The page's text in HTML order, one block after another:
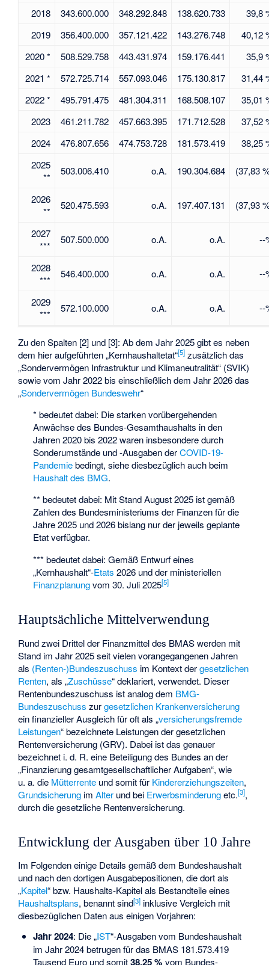
2018
343.600.000 348.292.848 138.620.733
39,8
2019
356.400.000 357.121.422 143.276.748
40,12
2020 *
508.529.758 443.431.974 159.176.441
35,9
2021 *
572.725.714 557.093.046 175.130.817
31,44
2022 *
495.791.475 481.304.311 168.508.107
35,01
2023
461.211.782 457.663.395 171.712.528
37,52
2024
476.807.656 474.753.728 181.573.419
38,25
2025
**
503.006.410 o.A. 190.304.684 (37,83
2026
**
520.475.593 o.A. 197.407.131 (37,93
2027
***
507.500.000 o.A. o.A. --
2028
***
546.400.000 o.A. o.A. --
2029
***
572.100.000 o.A. o.A. --
Zu den Spalten [2] und [3]: Ab dem Jahr 2025 gibt es neben
dem hier aufgeführten „Kernhaushaltetat“[5] zusätzlich das
„Sondervermögen Infrastruktur und Klimaneutralität“ (SVIK)
sowie vom Jahr 2022 bis einschließlich dem Jahr 2026 das
„Sondervermögen Bundeswehr“
* bedeutet dabei: Die starken vorübergehenden
Anwächse des Bundes-Gesamthaushalts in den
Jahren 2020 bis 2022 waren insbesondere durch
Sonderumstände und -Ausgaben derCOVID-19-
Pandemiebedingt, siehe diesbezüglich auch beim
Haushalt des BMG.
** bedeutet dabei: Mit Stand August 2025 ist gemäß
Zahlen des Bundesministeriums der Finanzen für die
Jahre 2025 und 2026 bislang nur der jeweils geplante
Etat verfügbar.
*** bedeutet dabei: Gemäß Entwurf eines
„Kernhaushalt“-Etats 2026 und der ministeriellen
Finanzplanungvom 30. Juli 2025[5]
Hauptsächliche Mittelverwendung
Rund zwei Drittel der Finanzmittel des BMAS werden mit
Stand im Jahr 2025 seit vielen vorangegangenen Jahren
als (Renten-)Bundeszuschuss im Kontext dergesetzlichen
Renten, als „Zuschüsse“ deklariert, verwendet. Dieser
Rentenbundeszuschuss ist analog dem BMG-
Bundeszuschuss zurgesetzlichen Krankenversicherung
ein finanzieller Ausgleich für oft als „versicherungsfremde
Leistungen“ bezeichnete Leistungen der gesetzlichen
Rentenversicherung (GRV). Dabei ist das genauer
bezeichnet i. d. R. eine Beteiligung des Bundes an der
„Finanzierung gesamtgesellschaftlicher Aufgaben“, wie
u. a. die Mütterrente und somit für Kindererziehungszeiten,
Grundsicherung imAlter und bei Erwerbsminderungetc.[3],
durch die gesetzliche Rentenversicherung.
Entwicklung der Ausgaben über 10 Jahre
Im Folgenden einige Details gemäß dem Bundeshaushalt
und nach den dortigen Ausgabepositionen, die dort als
„Kapitel“ bzw. Haushalts-Kapitel als Bestandteile eines
Haushaltsplans, benannt sind[3] inklusive Vergleich mit
diesbezüglichen Daten aus einigen Vorjahren:
Jahr 2024: Die „IST“-Ausgaben vom Bundeshaushalt
im Jahr 2024 betrugen für das BMAS 181.573.419
Tausend Euro und somit38,25 % vom Bundes-